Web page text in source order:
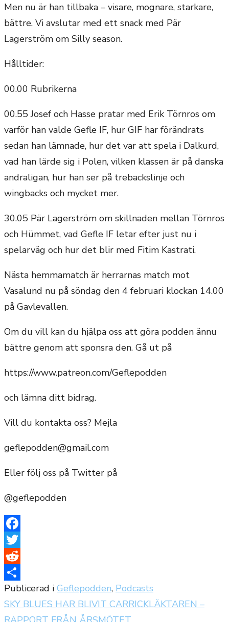
Men nu är han tillbaka – visare, mognare, starkare,
bättre. Vi avslutar med ett snack med Pär
Lagerström om Silly season.
Hålltider:
00.00 Rubrikerna
00.55 Josef och Hasse pratar med Erik Törnros om
varför han valde Gefle IF, hur GIF har förändrats
sedan han lämnade, hur det var att spela i Dalkurd,
vad han lärde sig i Polen, vilken klassen är på danska
andraligan, hur han ser på trebackslinje och
wingbacks och mycket mer.
30.05 Pär Lagerström om skillnaden mellan Törnros
och Hümmet, vad Gefle IF letar efter just nu i
spelarväg och hur det blir med Fitim Kastrati.
Nästa hemmamatch är herrarnas match mot
Vasalund nu på söndag den 4 februari klockan 14.00
på Gavlevallen.
Om du vill kan du hjälpa oss att göra podden ännu
bättre genom att sponsra den. Gå ut på
https://www.patreon.com/Geflepodden
och lämna ditt bidrag.
Vill du kontakta oss? Mejla
geflepodden@gmail.com
Eller följ oss på Twitter på
@geflepodden
Facebook
Twitter
Reddit
Dela
Publicerad i Geflepodden, Podcasts
Inläggsnavigering
SKY BLUES HAR BLIVIT CARRICKLÄKTAREN –